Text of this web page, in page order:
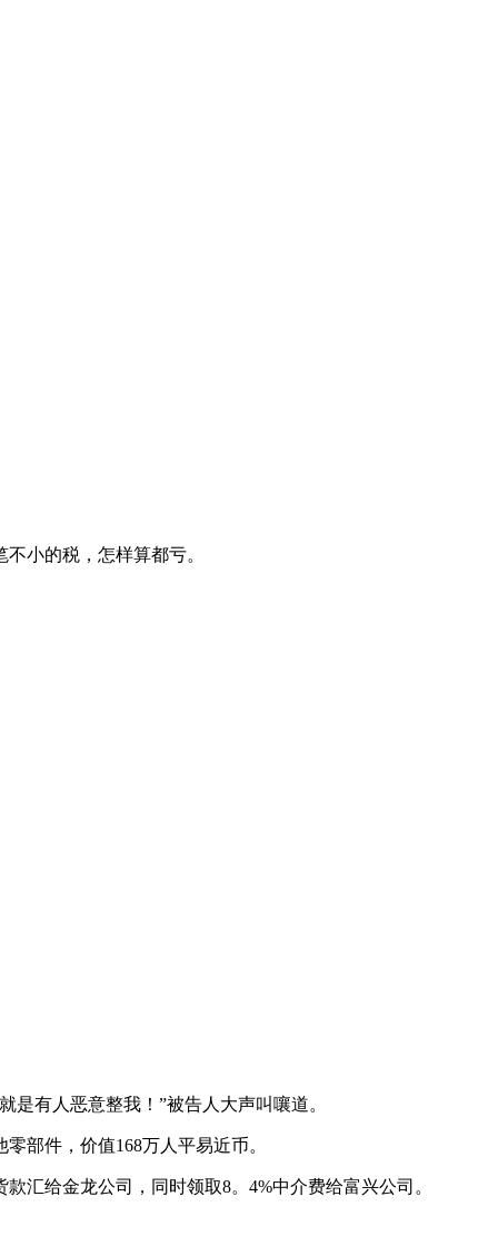
小的税，怎样算都亏。
有人恶意整我！”被告人大声叫嚷道。
部件，价值168万人平易近币。
给金龙公司，同时领取8。4%中介费给富兴公司。